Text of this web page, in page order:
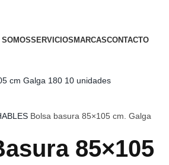
SERVICIOS MARCASCONTACTO
Bolsa basura 85×105 cm. Galga
85×105